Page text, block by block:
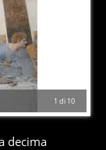
1 di 10
decima